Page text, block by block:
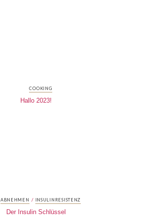
COOKING
Hallo 2023!
ABNEHMEN / INSULINRESISTENZ
Der Insulin Schlüssel